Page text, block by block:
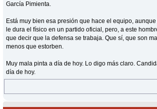
García Pimienta.
Está muy bien esa presión que hace el equipo,
le dura el físico en un partido oficial, pero, a este
que decir que la defensa se trabaja. Que sí, que son
menos que estorben.
Muy mala pinta a día de hoy. Lo digo más claro.
día de hoy.